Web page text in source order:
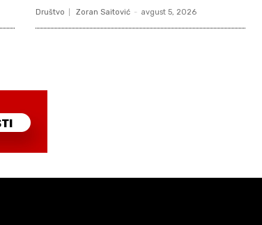
Društvo Zoran Saitović - avgust 5, 2026